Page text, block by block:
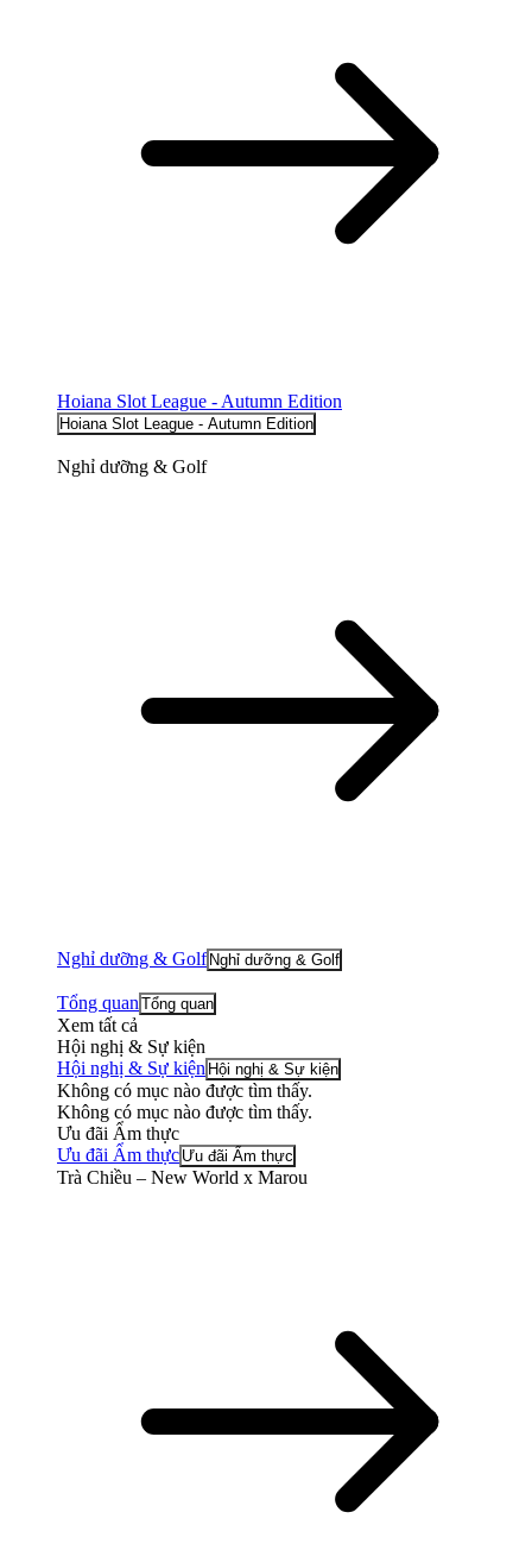
Hoiana Slot League - Autumn Edition
Hoiana Slot League - Autumn Edition
Nghỉ dưỡng & Golf
Nghỉ dưỡng & Golf Nghỉ dưỡng & Golf
Tổng quan Tổng quan
Xem tất cả
Hội nghị & Sự kiện
Hội nghị & Sự kiện Hội nghị & Sự kiện
Không có mục nào được tìm thấy.
Không có mục nào được tìm thấy.
Ưu đãi Ẩm thực
Ưu đãi Ẩm thực Ưu đãi Ẩm thực
Trà Chiều – New World x Marou